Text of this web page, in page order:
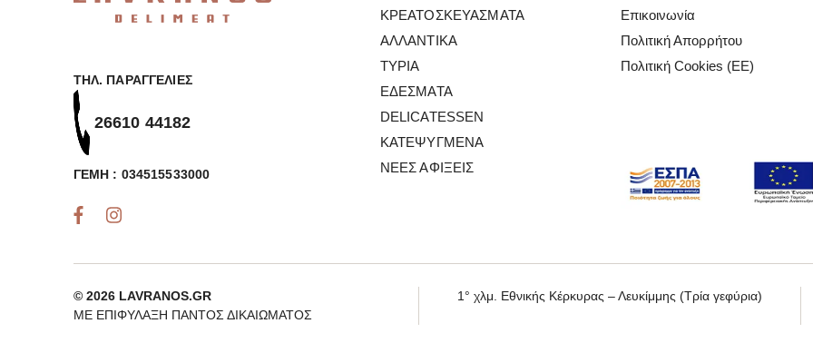
ΤΗΛ. ΠΑΡΑΓΓΕΛΊΕΣ
26610 44182
ΓΕΜΗ : 034515533000
ΚΡΕΑΤΟΣΚΕΥΆΣΜΑΤΑ
ΑΛΛΑΝΤΙΚΆ
ΤΥΡΙΆ
ΕΔΈΣΜΑΤΑ
DELICATESSEN
ΚΑΤΕΨΥΓΜΈΝΑ
ΝΈΕΣ ΑΦΊΞΕΙΣ
Επικοινωνία
Πολιτική Απορρήτου
Πολιτική Cookies (ΕΕ)
© 2026 LAVRANOS.GR
ΜΕ ΕΠΙΦΎΛΑΞΗ ΠΑΝΤΌΣ ΔΙΚΑΙΏΜΑΤΟΣ
1° χλμ. Εθνικής Κέρκυρας – Λευκίμμης (Τρία γεφύρια)